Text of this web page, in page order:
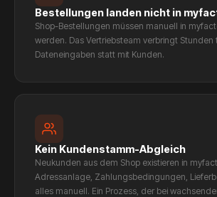
Bestellungen landen nicht in
Shop-Bestellungen müssen manuell in
werden. Das Vertriebsteam verbringt Stunden
Dateneingaben statt mit Kunden.
Kein Kundenstamm-Abgleich
Neukunden aus dem Shop existieren in
Adressanlage, Zahlungsbedingungen,
alles manuell. Ein Prozess, der bei